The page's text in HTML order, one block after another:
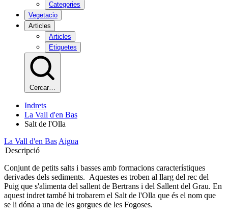
Categories
Vegetacio
Articles
Articles
Etiquetes
Cercar…
Indrets
La Vall d'en Bas
Salt de l'Olla
La Vall d'en Bas Aigua
Descripció
Conjunt de petits salts i basses amb formacions característiques
derivades dels sediments. Aquestes es troben al llarg del rec del
Puig que s'alimenta del sallent de Bertrans i del Sallent del Grau. En
aquest indret també hi trobarem el Salt de l'Olla que és el nom que
se li dóna a una de les gorgues de les Fogoses.